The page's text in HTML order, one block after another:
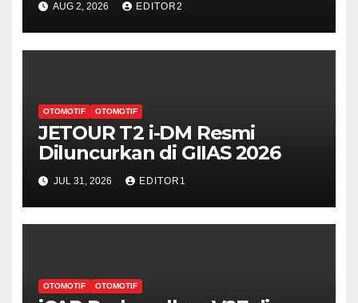
AUG 2, 2026 EDITOR2
OTOMOTIF OTOMOTIF
JETOUR T2 i-DM Resmi
Diluncurkan di GIIAS 2026
JUL 31, 2026 EDITOR1
OTOMOTIF OTOMOTIF